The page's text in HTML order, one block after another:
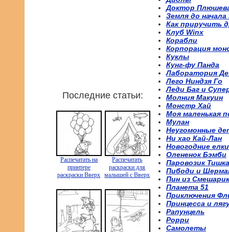
Последние статьи:
Распечатать на
принтере
раскраски Вверх
Распечатать
раскраски для
малышей с Вверх
Доктор
Земля до начала
Как приручить
Клуб Winx
Корабли
Корпорация
Куклы
Кунг-фу Панда
Лаборатория
Лего Ниндзя Го
Леди Баг и
Молния Макуин
Монстр Хай
Моя маленькая
Мулан
Неугомонные
Ни хао Кай-Лан
Новогодние елки
Олененок Бэмби
Паровозик Тишка
Пибоди и
Пин из
Планета 51
Приключения
Принцесса и
Рапунцель
Рорри
Самолеты